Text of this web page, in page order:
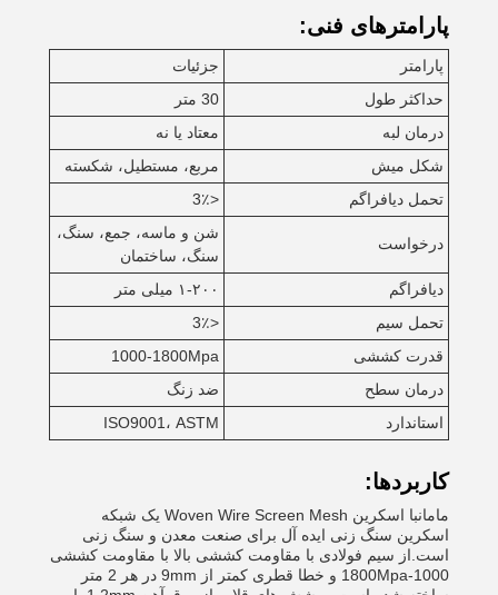
پارامترهای فنی:
پارامتر
جزئیات
حداکثر طول
30 متر
درمان لبه
معتاد یا نه
شکل میش
مربع، مستطیل، شکسته
تحمل دیافراگم
<3٪
درخواست
شن و ماسه، جمع، سنگ،
سنگ، ساختمان
دیافراگم
۱-۲۰۰ میلی متر
تحمل سیم
<3٪
قدرت کششی
1000-1800Mpa
درمان سطح
ضد زنگ
استاندارد
ISO9001، ASTM
کاربردها:
مامانبا اسکرین Woven Wire Screen Mesh یک شبکه
اسکرین سنگ زنی ایده آل برای صنعت معدن و سنگ زنی
است.از سیم فولادی با مقاومت کششی بالا با مقاومت کششی
1000-1800Mpa و خطا قطری کمتر از 9mm در هر 2 متر